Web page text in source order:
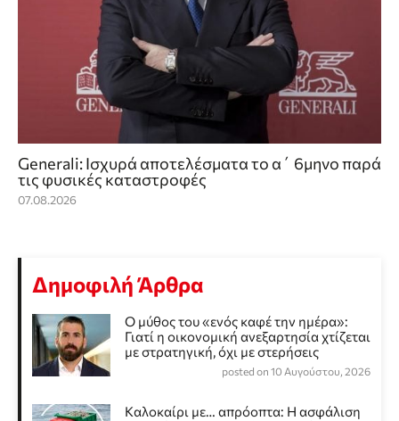
Generali: Ισχυρά αποτελέσματα το α΄ 6μηνο παρά
τις φυσικές καταστροφές
07.08.2026
Δημοφιλή Άρθρα
Ο μύθος του «ενός καφέ την ημέρα»:
Γιατί η οικονομική ανεξαρτησία χτίζεται
με στρατηγική, όχι με στερήσεις
posted on 10 Αυγούστου, 2026
Καλοκαίρι με… απρόοπτα: Η ασφάλιση